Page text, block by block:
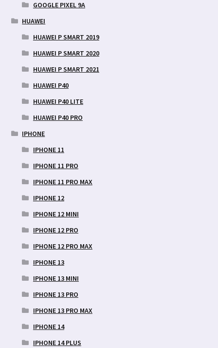
GOOGLE PIXEL 9A
HUAWEI
HUAWEI P SMART 2019
HUAWEI P SMART 2020
HUAWEI P SMART 2021
HUAWEI P40
HUAWEI P40 LITE
HUAWEI P40 PRO
IPHONE
IPHONE 11
IPHONE 11 PRO
IPHONE 11 PRO MAX
IPHONE 12
IPHONE 12 MINI
IPHONE 12 PRO
IPHONE 12 PRO MAX
IPHONE 13
IPHONE 13 MINI
IPHONE 13 PRO
IPHONE 13 PRO MAX
IPHONE 14
IPHONE 14 PLUS